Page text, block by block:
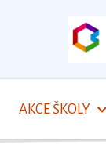
AKCE ŠKOLY